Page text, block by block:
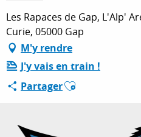
SÉJOURNER
ESPACE PRO
Les Rapaces de Gap, L'Alp'
Curie, 05000 Gap
M'y rendre
J'y vais en train !
PartagerAjouter aux